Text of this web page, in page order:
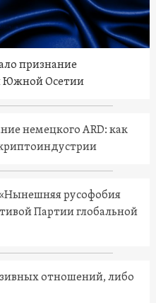
признание
Южной Осетии
немецкого ARD: как
русофобия
Партии глобальной
отношений, либо